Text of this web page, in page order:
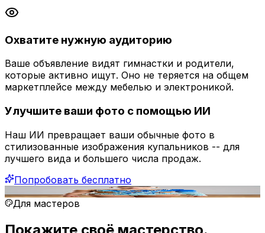
Охватите нужную аудиторию
Ваше объявление видят гимнастки и родители,
которые активно ищут. Оно не теряется на общем
маркетплейсе между мебелью и электроникой.
Улучшите ваши фото с помощью ИИ
Наш ИИ превращает ваши обычные фото в
стилизованные изображения купальников -- для
лучшего вида и большего числа продаж.
Попробовать бесплатно
Для мастеров
Покажите своё мастерство.